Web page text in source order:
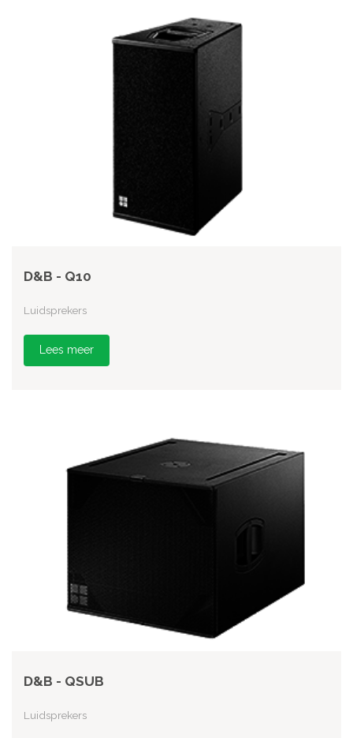
D&B - Q10
Luidsprekers
Lees meer
D&B - QSUB
Luidsprekers